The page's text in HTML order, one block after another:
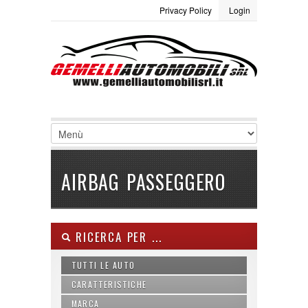
LOGIN
Username :
Ricordami
Registrati|Non ricordi la password
Login
Privacy Policy
AIRBAG PASSEGGERO
RICERCA PER ...
TUTTI LE AUTO
CARATTERISTICHE
MARCA